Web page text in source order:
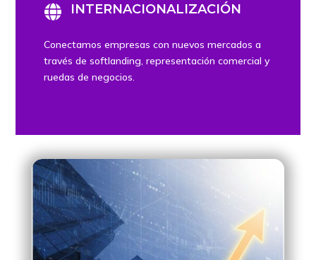
 INTERNACIONALIZACIÓN
Conectamos empresas con nuevos mercados a
través de softlanding, representación comercial y
ruedas de negocios.